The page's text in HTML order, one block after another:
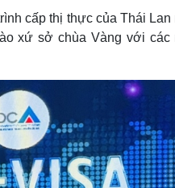
cấp thị thực của Thái Lan
xứ sở chùa Vàng với các